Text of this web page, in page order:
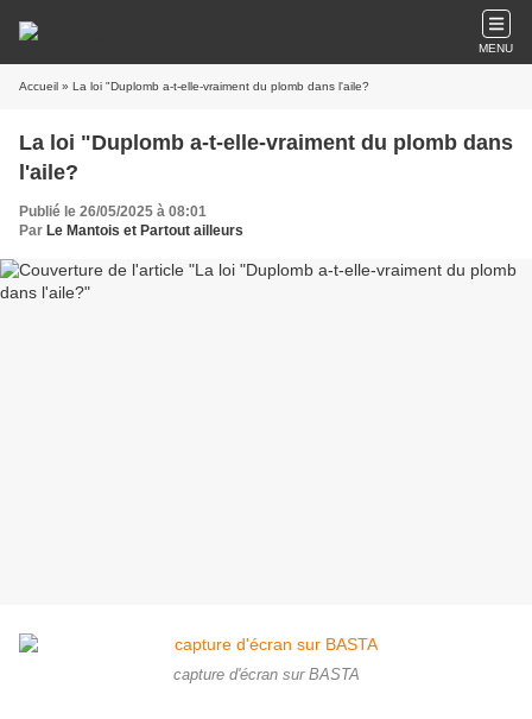
MENU
Accueil » La loi "Duplomb a-t-elle-vraiment du plomb dans l'aile?
La loi "Duplomb a-t-elle-vraiment du plomb dans
l'aile?
Publié le 26/05/2025 à 08:01
Par Le Mantois et Partout ailleurs
capture d'écran sur BASTA